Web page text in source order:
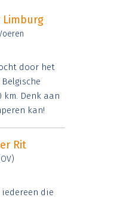
Limburg
door het
km. Denk aan
kan!
Rit
iedereen die